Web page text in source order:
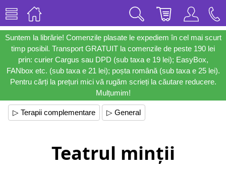
Suntem la librărie! Comenzile plasate le expediem în cel mai scurt
timp posibil. Transport GRATUIT la comenzile de peste 190 lei
prin: curier Cargus sau DPD (sub taxa e 19 lei); EasyBox,
FANbox etc. (sub taxa e 21 lei); poșta română (sub taxa e 25 lei).
Pentru cărți la prețuri mici vă rugăm scrieți la căutare reducere.
Mulțumim!
▷ Terapii complementare ▷ General
Teatrul minții